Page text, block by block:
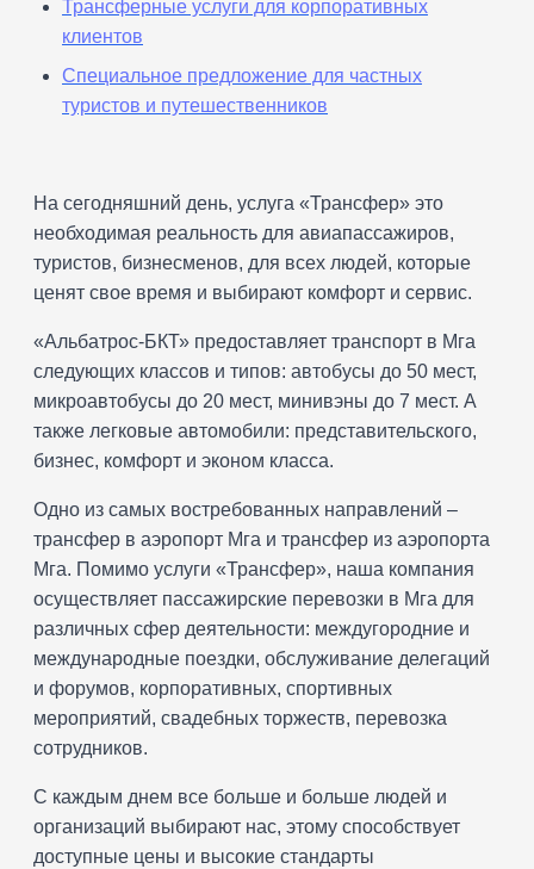
Трансферные услуги для корпоративных
клиентов
Специальное предложение для частных
туристов и путешественников
На сегодняшний день, услуга «Трансфер» это
необходимая реальность для авиапассажиров,
туристов, бизнесменов, для всех людей, которые
ценят свое время и выбирают комфорт и сервис.
«Альбатрос-БКТ» предоставляет транспорт в Мга
следующих классов и типов: автобусы до 50 мест,
микроавтобусы до 20 мест, минивэны до 7 мест. А
также легковые автомобили: представительского,
бизнес, комфорт и эконом класса.
Одно из самых востребованных направлений –
трансфер в аэропорт Мга и трансфер из аэропорта
Мга. Помимо услуги «Трансфер», наша компания
осуществляет пассажирские перевозки в Мга для
различных сфер деятельности: междугородние и
международные поездки, обслуживание делегаций
и форумов, корпоративных, спортивных
мероприятий, свадебных торжеств, перевозка
сотрудников.
С каждым днем все больше и больше людей и
организаций выбирают нас, этому способствует
доступные цены и высокие стандарты